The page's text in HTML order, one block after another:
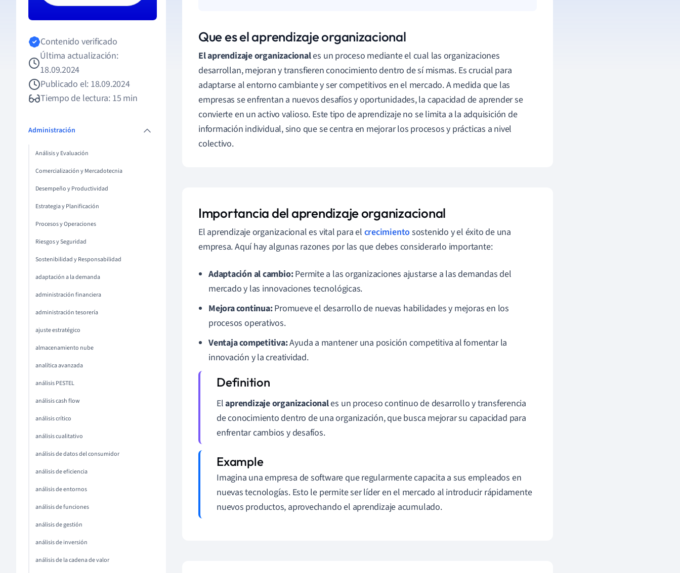
Contenido verificado
Última actualización:
18.09.2024
Publicado el: 18.09.2024
Tiempo de lectura: 15 min
Administración
Análisis y Evaluación
Comercialización y Mercadotecnia
Desempeño y Productividad
Estrategia y Planificación
Procesos y Operaciones
Riesgos y Seguridad
Sostenibilidad y Responsabilidad
adaptación a la demanda
administración financiera
administración tesorería
ajuste estratégico
almacenamiento nube
analítica avanzada
análisis PESTEL
análisis cash flow
análisis crítico
análisis cualitativo
análisis de datos del consumidor
análisis de eficiencia
análisis de entornos
análisis de funciones
análisis de gestión
análisis de inversión
análisis de la cadena de valor
Que es el aprendizaje organizacional
El aprendizaje organizacionales un proceso mediante el cual las organizaciones
desarrollan, mejoran y transfieren conocimiento dentro de sí mismas. Es crucial para
adaptarse al entorno cambiante y ser competitivos en el mercado. A medida que las
empresas se enfrentan a nuevos desafíos y oportunidades, la capacidad de aprender se
convierte en un activo valioso. Este tipo de aprendizaje no se limita a la adquisición de
información individual, sino que se centra en mejorar los procesos y prácticas a nivel
colectivo.
Importancia del aprendizaje organizacional
El aprendizaje organizacional es vital para el crecimientosostenido y el éxito de una
empresa. Aquí hay algunas razones por las que debes considerarlo importante:
Adaptación al cambio:Permite a las organizaciones ajustarse a las demandas del
mercado y las innovaciones tecnológicas.
Mejora continua:Promueve el desarrollo de nuevas habilidades y mejoras en los
procesos operativos.
Ventaja competitiva:Ayuda a mantener una posición competitiva al fomentar la
innovación y la creatividad.
Elaprendizaje organizacionales un proceso continuo de desarrollo y transferencia
de conocimiento dentro de una organización, que busca mejorar su capacidad para
enfrentar cambios y desafíos.
Imagina una empresa de software que regularmente capacita a sus empleados en
nuevas tecnologías. Esto le permite ser líder en el mercado al introducir rápidamente
nuevos productos, aprovechando el aprendizaje acumulado.